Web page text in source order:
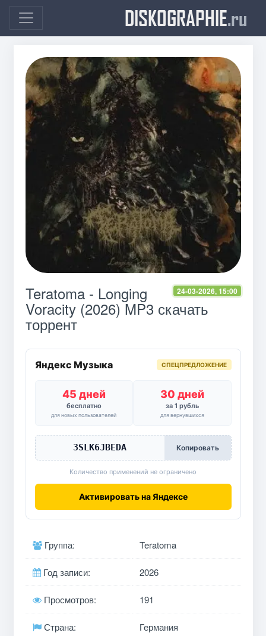
DISKOGRAPHIE.ru
24-03-2026, 15:00
Teratoma - Longing
Voracity (2026) MP3 скачать
торрент
Яндекс Музыка СПЕЦПРЕДЛОЖЕНИЕ
45 дней
бесплатно
для новых пользователей
30 дней
за 1 рубль
для вернувшихся
3SLK6JBEDA Копировать
Количество применений не ограничено
Активировать на Яндексе
Группа: Teratoma
Год записи: 2026
Просмотров: 191
Страна: Германия